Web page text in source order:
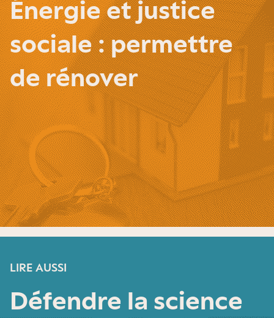
Énergie et justice
sociale : permettre
de rénover
LIRE AUSSI
Défendre la science